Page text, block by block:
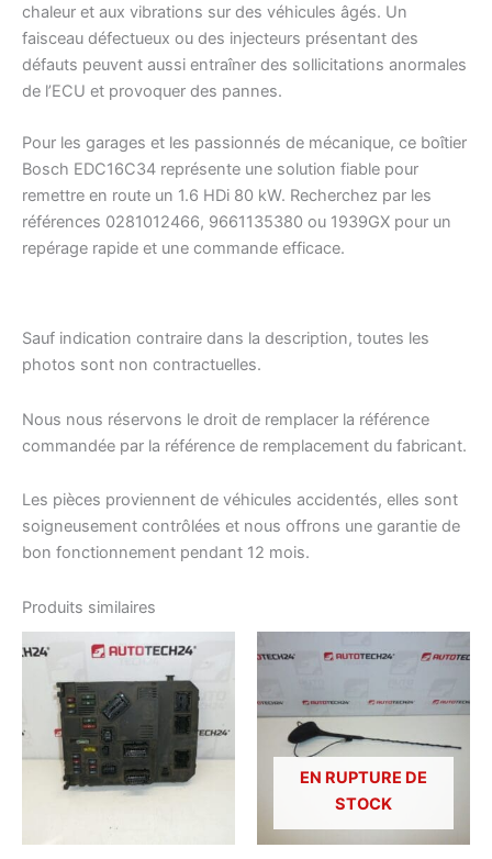
chaleur et aux vibrations sur des véhicules âgés. Un
faisceau défectueux ou des injecteurs présentant des
défauts peuvent aussi entraîner des sollicitations anormales
de l’ECU et provoquer des pannes.
Pour les garages et les passionnés de mécanique, ce boîtier
Bosch EDC16C34 représente une solution fiable pour
remettre en route un 1.6 HDi 80 kW. Recherchez par les
références 0281012466, 9661135380 ou 1939GX pour un
repérage rapide et une commande efficace.
Sauf indication contraire dans la description, toutes les
photos sont non contractuelles.
Nous nous réservons le droit de remplacer la référence
commandée par la référence de remplacement du fabricant.
Les pièces proviennent de véhicules accidentés, elles sont
soigneusement contrôlées et nous offrons une garantie de
bon fonctionnement pendant 12 mois.
Produits similaires
EN RUPTURE DE
STOCK